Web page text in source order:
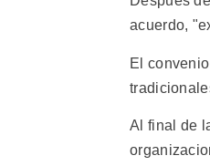
acuerdo,
El
Al final de